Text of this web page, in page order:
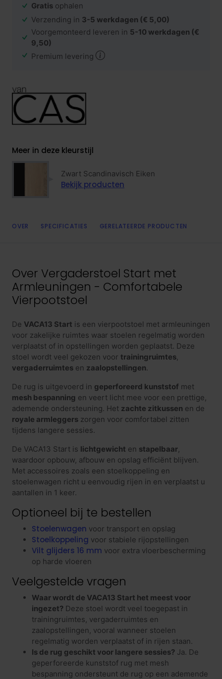
Gratis ophalen
Verzending in 3-5 werkdagen (€ 5,00)
Voorgemonteerd leveren in 5-10 werkdagen (€
9,50)
Premium levering
Meer in deze kleurstijl
Zwart Scandinavisch Eiken
Bekijk producten
OVER SPECIFICATIES GERELATEERDE PRODUCTEN
Over Vergaderstoel Start met
Armleuningen - Comfortabele
Vierpootstoel
De VACA13 Start is een vierpootstoel met armleuningen
voor zakelijke ruimtes waar stoelen regelmatig worden
verplaatst of in opstellingen worden geplaatst. Deze
stoel wordt veel gekozen voor trainingruimtes
vergaderruimtes en zaalopstellingen
De rug is uitgevoerd in geperforeerd kunststof met
mesh bespanning en veert licht mee voor een prettige,
ademende ondersteuning. Het zachte zitkussen en de
royale armleggers zorgen voor comfortabel zitten
tijdens langere sessies.
De VACA13 Start is lichtgewicht en stapelbaar
waardoor opbouw, afbouw en opslag efficiënt blijven.
Met accessoires zoals een stoelkoppeling en
stoelenwagen richt u eenvoudig rijen in en verplaatst u
aantallen in 1 keer.
Optioneel bij te bestellen
Stoelenwagen voor transport en opslag
Stoelkoppeling voor stabiele rijopstellingen
Vilt glijders 16 mm voor extra vloerbescherming
op harde vloeren
Veelgestelde vragen
Waar wordt de VACA13 Start het meest voor
ingezet? Deze stoel wordt veel toegepast in
trainingruimtes, vergaderruimtes en
zaalopstellingen, vooral wanneer stoelen
regelmatig worden verplaatst of in rijen staan.
Is de rug geschikt voor langere sessies? Ja. De
geperforeerde kunststof rug met mesh
bespanning ondersteunt de rug op een ademende